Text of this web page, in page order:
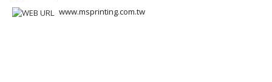
www.msprinting.com.tw